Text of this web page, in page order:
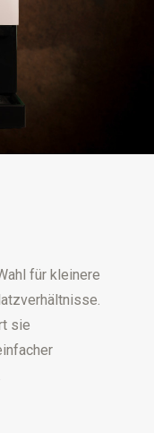
für kleinere
sie